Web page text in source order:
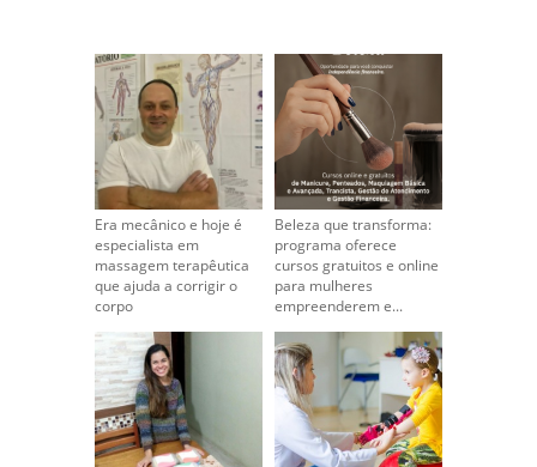
Era mecânico e hoje é
especialista em
massagem terapêutica
que ajuda a corrigir o
corpo
Beleza que transforma:
programa oferece
cursos gratuitos e online
para mulheres
empreenderem e...